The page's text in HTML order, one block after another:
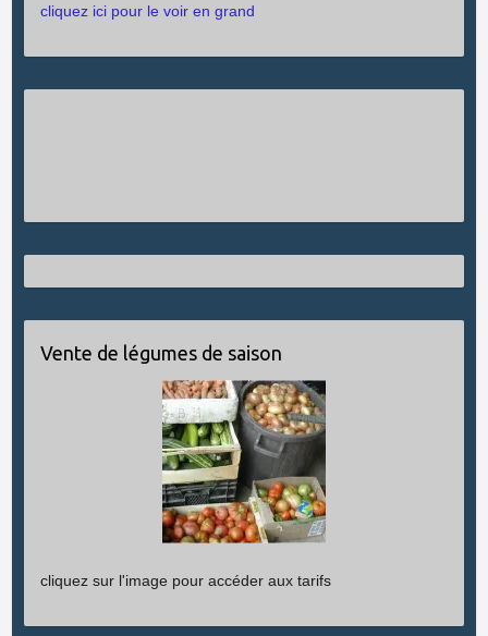
cliquez ici pour le voir en grand
Vente de légumes de saison
cliquez sur l'image pour accéder aux tarifs